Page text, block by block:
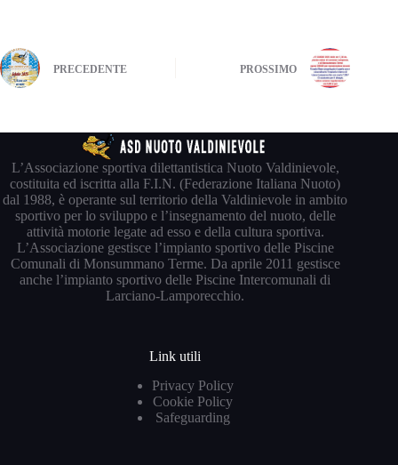
PRECEDENTE PROSSIMO
L’Associazione sportiva dilettantistica Nuoto Valdinievole,
costituita ed iscritta alla F.I.N. (Federazione Italiana Nuoto)
dal 1988, è operante sul territorio della Valdinievole in ambito
sportivo per lo sviluppo e l’insegnamento del nuoto, delle
attività motorie legate ad esso e della cultura sportiva.
L’Associazione gestisce l’impianto sportivo delle Piscine
Comunali di Monsummano Terme. Da aprile 2011 gestisce
anche l’impianto sportivo delle Piscine Intercomunali di
Larciano-Lamporecchio.
Link utili
Privacy Policy
Cookie Policy
Safeguarding